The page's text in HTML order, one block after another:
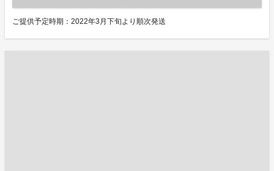
ご提供予定時期：2022年3月下旬より順次発送